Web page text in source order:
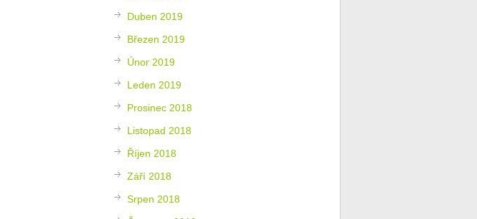
Duben 2019
Březen 2019
Únor 2019
Leden 2019
Prosinec 2018
Listopad 2018
Říjen 2018
Září 2018
Srpen 2018